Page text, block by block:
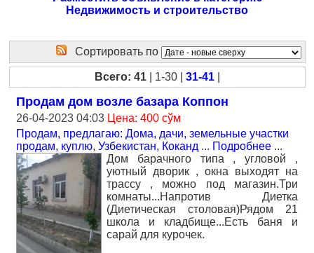
Недвижимость и строительство
Сортировать по
Всего: 41 | 1-30 | 31-41
Продам дом возле базара Коппон
26-04-2023 04:03 Цена: 400 сўм
Продам, предлагаю: Дома, дачи, земельные участки
продам, куплю, Узбекистан, Коканд ... Подробнее ...
Дом барачного типа , угловой ,
уютный дворик , окна выходят на
трассу , можно под магазин.Три
комнаты...Напротив Диетка
(Диетическая столовая)Рядом 21
школа и кладбище...Есть баня и
сарай для курочек.